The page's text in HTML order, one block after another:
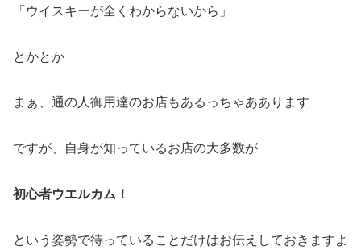
「ウイスキーが全くわからないから」
とかとか
まぁ、通の人御用達のお店もあるっちゃああります
ですが、自身が知っているお店の大多数が
初心者ウエルカム！
という姿勢で待っていることだけはお伝えしておきますよ